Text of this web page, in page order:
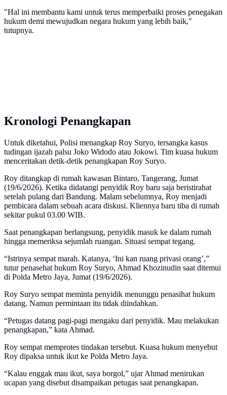
"Hal ini membantu kami untuk terus memperbaiki proses penegakan
hukum demi mewujudkan negara hukum yang lebih baik,"
tutupnya.
Kronologi Penangkapan
Untuk diketahui, Polisi menangkap Roy Suryo, tersangka kasus
tudingan ijazah palsu Joko Widodo atau Jokowi. Tim kuasa hukum
menceritakan detik-detik penangkapan Roy Suryo.
Roy ditangkap di rumah kawasan Bintaro, Tangerang, Jumat
(19/6/2026). Ketika didatangi penyidik Roy baru saja beristirahat
setelah pulang dari Bandung. Malam sebelumnya, Roy menjadi
pembicara dalam sebuah acara diskusi. Kliennya baru tiba di rumah
sekitar pukul 03.00 WIB.
Saat penangkapan berlangsung, penyidik masuk ke dalam rumah
hingga memeriksa sejumlah ruangan. Situasi sempat tegang.
“Istrinya sempat marah. Katanya, ‘Ini kan ruang privasi orang’,”
tutur penasehat hukum Roy Suryo, Ahmad Khozinudin saat ditemui
di Polda Metro Jaya, Jumat (19/6/2026).
Roy Suryo sempat meminta penyidik menunggu penasihat hukum
datang. Namun permintaan itu tidak diindahkan.
“Petugas datang pagi-pagi mengaku dari penyidik. Mau melakukan
penangkapan,” kata Ahmad.
Roy sempat memprotes tindakan tersebut. Kuasa hukum menyebut
Roy dipaksa untuk ikut ke Polda Metro Jaya.
“Kalau enggak mau ikut, saya borgol,” ujar Ahmad menirukan
ucapan yang disebut disampaikan petugas saat penangkapan.